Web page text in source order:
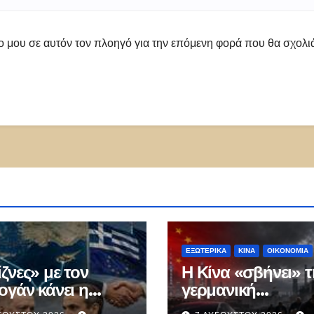
μου σε αυτόν τον πλοηγό για την επόμενη φορά που θα
με τον
κάνει η
που
ΕΞΩΤΕΡΙΚΑ ΚΊΝΑ ΟΙΚΟΝΟΜΙΑ
Η Κίνα «σβήνει»
γερμανική
αυτοκρατορία του